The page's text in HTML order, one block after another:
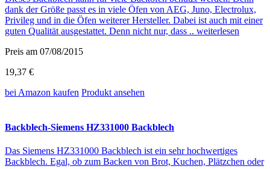
dank der Größe passt es in viele Öfen von AEG, Juno, Electrolux,
Privileg und in die Öfen weiterer Hersteller. Dabei ist auch mit einer
guten Qualität ausgestattet. Denn nicht nur, dass .. weiterlesen
Preis am 07/08/2015
19,37 €
bei Amazon kaufen Produkt ansehen
Backblech-Siemens HZ331000 Backblech
Das Siemens HZ331000 Backblech ist ein sehr hochwertiges
Backblech. Egal, ob zum Backen von Brot, Kuchen, Plätzchen oder